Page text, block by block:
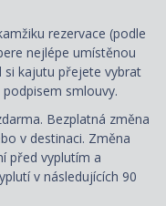
rezervace (podle
nejlépe umístěnou
si kajutu přejete vybrat
smlouvy.
Bezplatná změna
v destinaci. Změna
před vyplutím a
v následujících 90